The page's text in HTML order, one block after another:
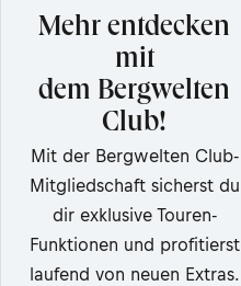
Mehr entdecken
mit
dem Bergwelten
Club!
Mit der Bergwelten Club-
Mitgliedschaft sicherst du
dir exklusive Touren-
Funktionen und profitierst
laufend von neuen Extras.